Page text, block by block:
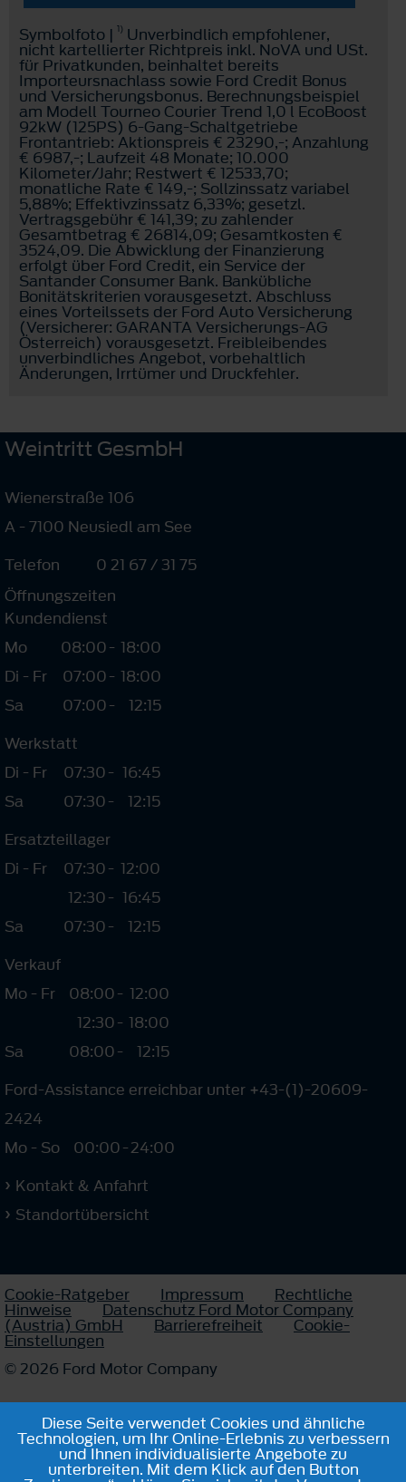
Symbolfoto | 1) Unverbindlich empfohlener,
nicht kartellierter Richtpreis inkl. NoVA und USt.
für Privatkunden, beinhaltet bereits
Importeursnachlass sowie Ford Credit Bonus
und Versicherungsbonus. Berechnungsbeispiel
am Modell Tourneo Courier Trend 1,0 l EcoBoost
92kW (125PS) 6-Gang-Schaltgetriebe
Frontantrieb: Aktionspreis € 23290,-; Anzahlung
€ 6987,-; Laufzeit 48 Monate; 10.000
Kilometer/Jahr; Restwert € 12533,70;
monatliche Rate € 149,-; Sollzinssatz variabel
5,88%; Effektivzinssatz 6,33%; gesetzl.
Vertragsgebühr € 141,39; zu zahlender
Gesamtbetrag € 26814,09; Gesamtkosten €
3524,09. Die Abwicklung der Finanzierung
erfolgt über Ford Credit, ein Service der
Santander Consumer Bank. Bankübliche
Bonitätskriterien vorausgesetzt. Abschluss
eines Vorteilssets der Ford Auto Versicherung
(Versicherer: GARANTA Versicherungs-AG
Österreich) vorausgesetzt. Freibleibendes
unverbindliches Angebot, vorbehaltlich
Änderungen, Irrtümer und Druckfehler.
Weintritt GesmbH
Wienerstraße 106
A - 7100 Neusiedl am See
Telefon
0 21 67 / 31 75
Öffnungszeiten
Kundendienst
Mo
08:00- 18:00
Di - Fr
07:00- 18:00
Sa
07:00-
12:15
Werkstatt
Di - Fr
07:30- 16:45
Sa
07:30-
12:15
Ersatzteillager
Di - Fr
07:30
12:30
-
-
12:00
16:45
Sa
07:30-
12:15
Verkauf
Mo - Fr
08:00
12:30
-
-
12:00
18:00
Sa
08:00-
12:15
Ford-Assistance erreichbar unter +43-(1)-20609-
2424
Mo - So
00:00-24:00
Kontakt & Anfahrt
Standortübersicht
Cookie-Ratgeber Impressum Rechtliche
Hinweise Datenschutz Ford Motor Company
(Austria) GmbH Barrierefreiheit Cookie-
Einstellungen
© 2026 Ford Motor Company
Diese Seite verwendet Cookies und ähnliche
Technologien, um Ihr Online-Erlebnis zu verbessern
und Ihnen individualisierte Angebote zu
unterbreiten. Mit dem Klick auf den Button